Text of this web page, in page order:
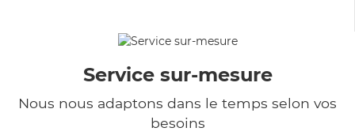
Service sur-mesure
Nous nous adaptons dans le temps selon vos
besoins